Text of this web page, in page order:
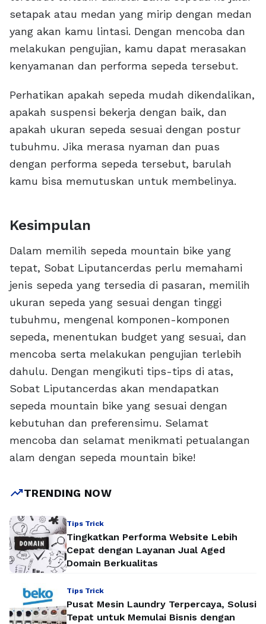
setapak atau medan yang mirip dengan medan
yang akan kamu lintasi. Dengan mencoba dan
melakukan pengujian, kamu dapat merasakan
kenyamanan dan performa sepeda tersebut.
Perhatikan apakah sepeda mudah dikendalikan,
apakah suspensi bekerja dengan baik, dan
apakah ukuran sepeda sesuai dengan postur
tubuhmu. Jika merasa nyaman dan puas
dengan performa sepeda tersebut, barulah
kamu bisa memutuskan untuk membelinya.
Kesimpulan
Dalam memilih sepeda mountain bike yang
tepat, Sobat Liputancerdas perlu memahami
jenis sepeda yang tersedia di pasaran, memilih
ukuran sepeda yang sesuai dengan tinggi
tubuhmu, mengenal komponen-komponen
sepeda, menentukan budget yang sesuai, dan
mencoba serta melakukan pengujian terlebih
dahulu. Dengan mengikuti tips-tips di atas,
Sobat Liputancerdas akan mendapatkan
sepeda mountain bike yang sesuai dengan
kebutuhan dan preferensimu. Selamat
mencoba dan selamat menikmati petualangan
alam dengan sepeda mountain bike!
trending_upTRENDING NOW
Tips Trick
Tingkatkan Performa Website Lebih
Cepat dengan Layanan Jual Aged
Domain Berkualitas
Tips Trick
Pusat Mesin Laundry Terpercaya, Solusi
Tepat untuk Memulai Bisnis dengan